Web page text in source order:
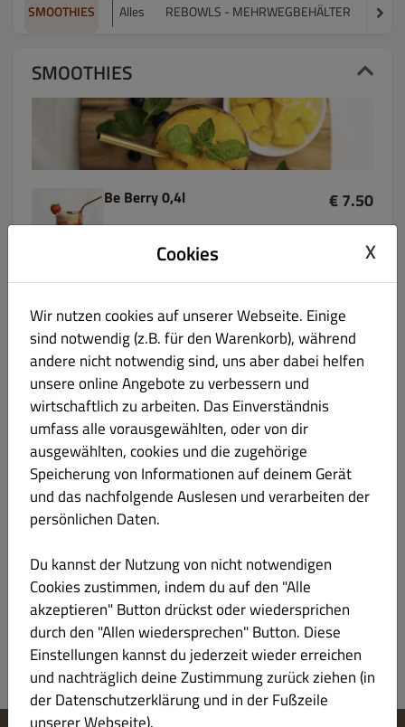
SMOOTHIES Alles REBOWLS - MEHRWEGBEHÄLTER
SMOOTHIES
Be Berry 0,4l € 7.50
hausgemacht mit Erdbeere, Banane, Himbeere &
Kokosmilch
Minty Sunshine 0,4l € 8.00
hausgemacht mit Mango, Blaubeere, Minze und
Hafermilch
Produktinformation
Green Detox 0,4l
hausgemacht mit Apfel, Kiwi, Gurken & Spinat
Produktinformation
Cookies X
Wir nutzen cookies auf unserer Webseite. Einige
sind notwendig (z.B. für den Warenkorb), während
andere nicht notwendig sind, uns aber dabei helfen
unsere online Angebote zu verbessern und
wirtschaftlich zu arbeiten. Das Einverständnis
umfass alle vorausgewählten, oder von dir
ausgewählten, cookies und die zugehörige
Speicherung von Informationen auf deinem Gerät
und das nachfolgende Auslesen und verarbeiten der
persönlichen Daten.
Du kannst der Nutzung von nicht notwendigen
Cookies zustimmen, indem du auf den "Alle
akzeptieren" Button drückst oder wiedersprichen
durch den "Allen wiedersprechen" Button. Diese
Einstellungen kannst du jederzeit wieder erreichen
und nachträglich deine Zustimmung zurück ziehen (in
der Datenschutzerklärung und in der Fußzeile